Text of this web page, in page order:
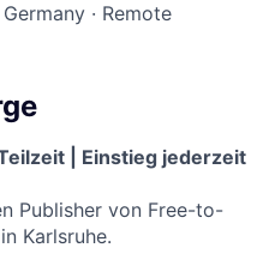
· Remote
| Einstieg jederzeit
Publisher von Free-to-
Karlsruhe.